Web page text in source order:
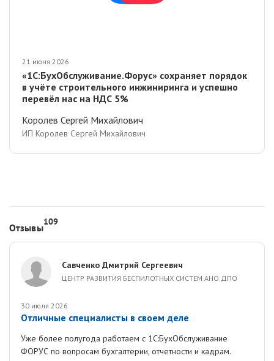
21 июня 2026
«1С:БухОбслуживание.Форус» сохраняет порядок
в учёте строительного инжиниринга и успешно
перевёл нас на НДС 5%
Королев Сергей Михайлович
ИП Королев Сергей Михайлович
Отзывы109
Савченко Дмитрий Сергеевич
ЦЕНТР РАЗВИТИЯ БЕСПИЛОТНЫХ СИСТЕМ АНО ДПО
30 июля 2026
Отличные специалисты в своем деле
Уже более полугода работаем с 1С:БухОбслуживание
ФОРУС по вопросам бухгалтерии, отчетности и кадрам.